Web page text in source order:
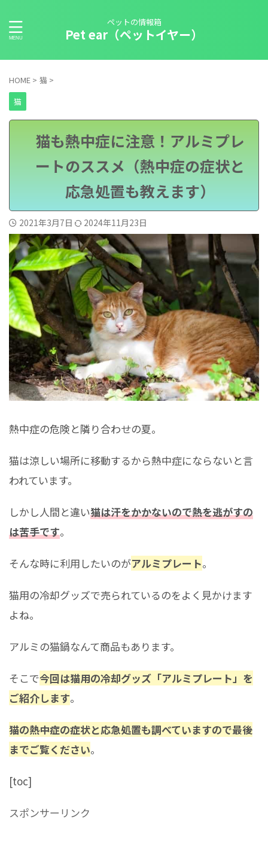
ペットの情報箱
Pet ear（ペットイヤー）
HOME > 猫 >
猫
猫も熱中症に注意！アルミプレ
ートのススメ（熱中症の症状と
応急処置も教えます）
2021年3月7日 2024年11月23日
熱中症の危険と隣り合わせの夏。
猫は涼しい場所に移動するから熱中症にならないと言
われています。
しかし人間と違い猫は汗をかかないので熱を逃がすの
は苦手です。
そんな時に利用したいのがアルミプレート。
猫用の冷却グッズで売られているのをよく見かけます
よね。
アルミの猫鍋なんて商品もあります。
そこで今回は猫用の冷却グッズ「アルミプレート」を
ご紹介します。
猫の熱中症の症状と応急処置も調べていますので最後
までご覧ください。
[toc]
スポンサーリンク